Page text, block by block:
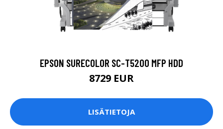
EPSON SURECOLOR SC-T5200 MFP HDD
8729 EUR
LISÄTIETOJA